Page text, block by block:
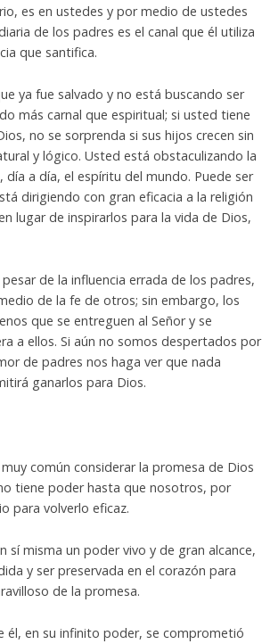
es en ustedes y por medio de ustedes
de los padres es el canal que él utiliza
que santifica.
ya fue salvado y no está buscando ser
más carnal que espiritual; si usted tiene
no se sorprenda si sus hijos crecen sin
y lógico. Usted está obstaculizando la
a día, el espíritu del mundo. Puede ser
dirigiendo con gran eficacia a la religión
lugar de inspirarlos para la vida de Dios,
de la influencia errada de los padres,
de la fe de otros; sin embargo, los
que se entreguen al Señor y se
a ellos. Si aún no somos despertados por
de padres nos haga ver que nada
ganarlos para Dios.
común considerar la promesa de Dios
tiene poder hasta que nosotros, por
para volverlo eficaz.
sí misma un poder vivo y de gran alcance,
y ser preservada en el corazón para
de la promesa.
él, en su infinito poder, se comprometió